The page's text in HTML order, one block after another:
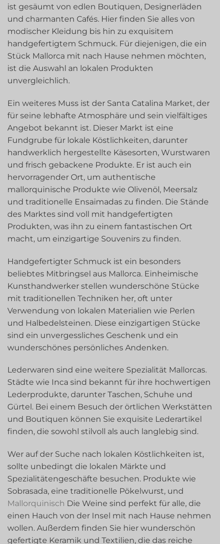
ist gesäumt von edlen Boutiquen, Designerläden
und charmanten Cafés. Hier finden Sie alles von
modischer Kleidung bis hin zu exquisitem
handgefertigtem Schmuck. Für diejenigen, die ein
Stück Mallorca mit nach Hause nehmen möchten,
ist die Auswahl an lokalen Produkten
unvergleichlich.
Ein weiteres Muss ist der Santa Catalina Market, der
für seine lebhafte Atmosphäre und sein vielfältiges
Angebot bekannt ist. Dieser Markt ist eine
Fundgrube für lokale Köstlichkeiten, darunter
handwerklich hergestellte Käsesorten, Wurstwaren
und frisch gebackene Produkte. Er ist auch ein
hervorragender Ort, um authentische
mallorquinische Produkte wie Olivenöl, Meersalz
und traditionelle Ensaimadas zu finden. Die Stände
des Marktes sind voll mit handgefertigten
Produkten, was ihn zu einem fantastischen Ort
macht, um einzigartige Souvenirs zu finden.
Handgefertigter Schmuck ist ein besonders
beliebtes Mitbringsel aus Mallorca. Einheimische
Kunsthandwerker stellen wunderschöne Stücke
mit traditionellen Techniken her, oft unter
Verwendung von lokalen Materialien wie Perlen
und Halbedelsteinen. Diese einzigartigen Stücke
sind ein unvergessliches Geschenk und ein
wunderschönes persönliches Andenken.
Lederwaren sind eine weitere Spezialität Mallorcas.
Städte wie Inca sind bekannt für ihre hochwertigen
Lederprodukte, darunter Taschen, Schuhe und
Gürtel. Bei einem Besuch der örtlichen Werkstätten
und Boutiquen können Sie exquisite Lederartikel
finden, die sowohl stilvoll als auch langlebig sind.
Wer auf der Suche nach lokalen Köstlichkeiten ist,
sollte unbedingt die lokalen Märkte und
Spezialitätengeschäfte besuchen. Produkte wie
Sobrasada, eine traditionelle Pökelwurst, und
Mallorquinisch Die Weine sind perfekt für alle, die
einen Hauch von der Insel mit nach Hause nehmen
wollen. Außerdem finden Sie hier wunderschön
gefertigte Keramik und Textilien, die das reiche